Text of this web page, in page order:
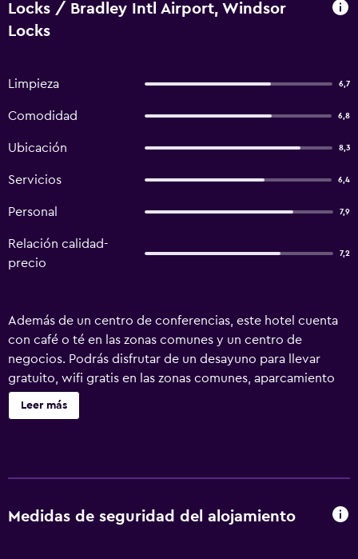
Locks / Bradley Intl Airport, Windsor
Locks
Limpieza 6,7
Comodidad 6,8
Ubicación 8,3
Servicios 6,4
Personal 7,9
Relación calidad-
precio
7,2
Además de un centro de conferencias, este hotel cuenta
con café o té en las zonas comunes y un centro de
negocios. Podrás disfrutar de un desayuno para llevar
gratuito, wifi gratis en las zonas comunes, aparcamiento
gratuito y servicio gratuito de transporte al aeropuerto.
Otras instalaciones incluyen una zona para conferencias,
periódicos gratuitos entre semana. Cada alojamiento tiene
Leer más
Medidas de seguridad del alojamiento